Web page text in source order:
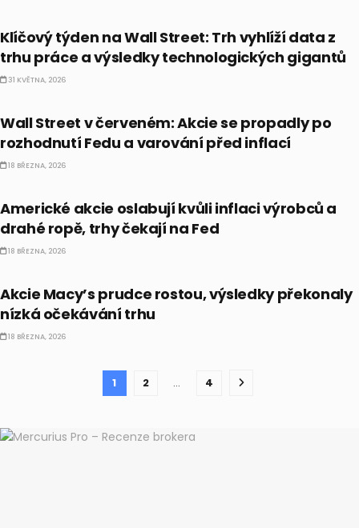
Klíčový týden na Wall Street: Trh vyhlíží data z
trhu práce a výsledky technologických gigantů
31 KVĚTNA, 2026
Wall Street v červeném: Akcie se propadly po
rozhodnutí Fedu a varování před inflací
18 BŘEZNA, 2026
Americké akcie oslabují kvůli inflaci výrobců a
drahé ropě, trhy čekají na Fed
18 BŘEZNA, 2026
Akcie Macy’s prudce rostou, výsledky překonaly
nízká očekávání trhu
18 BŘEZNA, 2026
1 2 … 4